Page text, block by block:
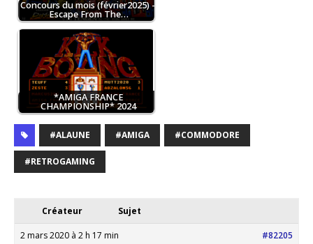
Concours du mois (février2025) –
Escape From The…
*AMIGA FRANCE
CHAMPIONSHIP* 2024
#ALAUNE #AMIGA #COMMODORE
#RETROGAMING
Créateur Sujet
2 mars 2020 à 2 h 17 min #82205